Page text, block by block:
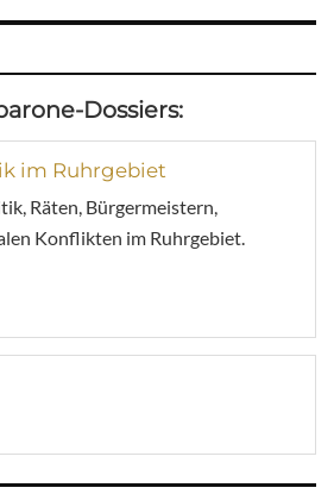
Dossiers:
im Ruhrgebiet
Räten, Bürgermeistern,
Konflikten im Ruhrgebiet.